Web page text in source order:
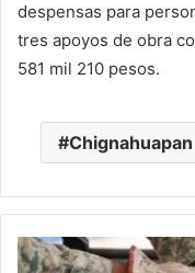
despensas para
tres apoyos de obra
581 mil 210 pesos.
Chignahuapan